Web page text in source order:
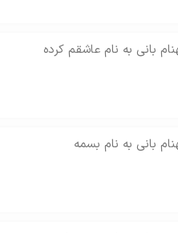
بانی به نام عاشقم کرده
بانی به نام بسمه